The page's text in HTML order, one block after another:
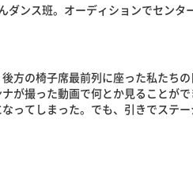
ダンス班。オーディションでセン
方の椅子席最前列に座った私たち
撮った動画で何とか見ることが
ってしまった。でも、引きでステ